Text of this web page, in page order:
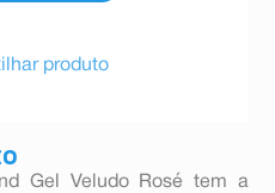
Gel Veludo Rosé tem a
produto